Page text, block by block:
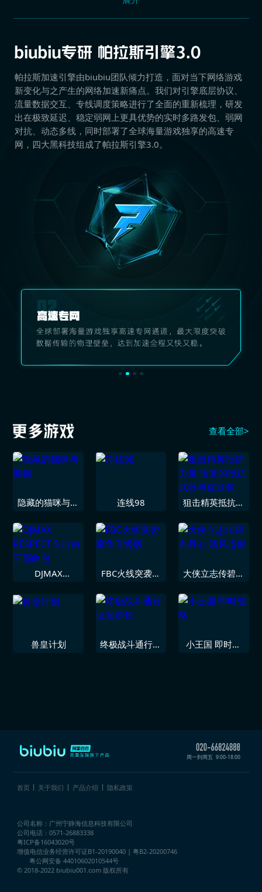
帕拉斯加速引擎由biubiu团队倾力打造，面对当下网络游戏
新变化与之产生的网络加速新痛点。我们对引擎底层协议、
流量数据交互、专线调度策略进行了全面的重新梳理，研发
出在极致延迟、稳定弱网上更具优势的实时多路发包、弱网
对抗、动态多线，同时部署了全球海量游戏独享的高速专
网，四大黑科技组成了帕拉斯引擎3.0。
查看全部>
隐藏的猫咪与熊
连线98
狙击精英抵抗力
武器与皮肤包
DJMAX
三部曲包
FBC火线突袭豪
大侠立志传碧血
兽皇计划
终极战斗通行证
小王国 即时战
周一到周五 9:00-18:00
首页 关于我们 产品介绍 隐私政策
公司名称：广州宁静海信息科技有限公司
公司电话：0571-26883338
粤ICP备16043020号
增值电信业务经营许可证B1-20190040 | 粤B2-20200746
粤公网安备 44010602010544号
© 2018-2022 biubiu001.com 版权所有